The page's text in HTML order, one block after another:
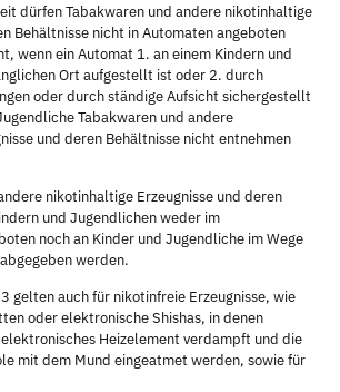
dürfen Tabakwaren und andere nikotinhaltige
Behältnisse nicht in Automaten angeboten
wenn ein Automat 1. an einem Kindern und
Ort aufgestellt ist oder 2. durch
oder durch ständige Aufsicht sichergestellt
Tabakwaren und andere
und deren Behältnisse nicht entnehmen
nikotinhaltige Erzeugnisse und deren
und Jugendlichen weder im
noch an Kinder und Jugendliche im Wege
werden.
gelten auch für nikotinfreie Erzeugnisse, wie
oder elektronische Shishas, in denen
Heizelement verdampft und die
mit dem Mund eingeatmet werden, sowie für